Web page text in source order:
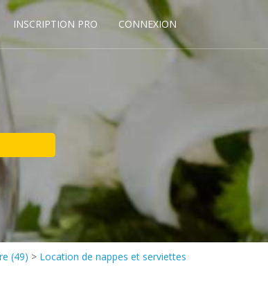
INSCRIPTION PRO CONNEXION
(49) > Location de nappes et serviettes